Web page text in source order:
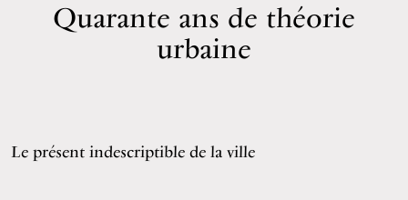
Quarante ans de théorie
urbaine
Le présent indescriptible de la ville